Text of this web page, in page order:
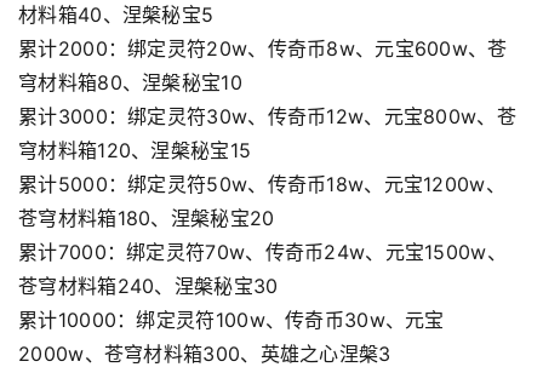
材料箱40、涅槃秘宝5
累计2000：绑定灵符20w、传奇币8w、元宝600w、苍
穹材料箱80、涅槃秘宝10
累计3000：绑定灵符30w、传奇币12w、元宝800w、苍
穹材料箱120、涅槃秘宝15
累计5000：绑定灵符50w、传奇币18w、元宝1200w、
苍穹材料箱180、涅槃秘宝20
累计7000：绑定灵符70w、传奇币24w、元宝1500w、
苍穹材料箱240、涅槃秘宝30
累计10000：绑定灵符100w、传奇币30w、元宝
2000w、苍穹材料箱300、英雄之心涅槃3